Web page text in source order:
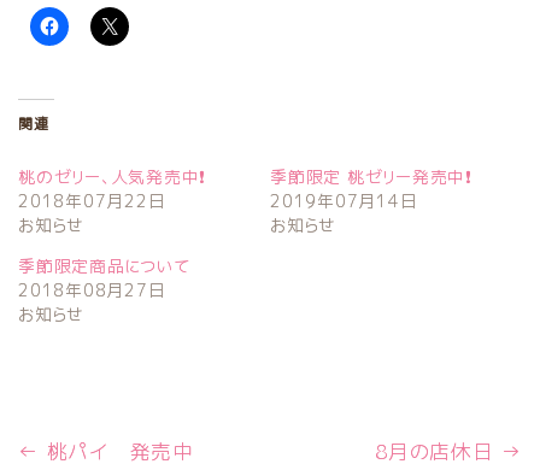
関連
桃のゼリー、人気発売中❗
2018年07月22日
お知らせ
季節限定 桃ゼリー発売中❗
2019年07月14日
お知らせ
季節限定商品について
2018年08月27日
お知らせ
← 桃パイ 発売中 8月の店休日 →